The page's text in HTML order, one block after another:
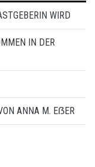
WIRD
IN DER
ANNA M. EẞER